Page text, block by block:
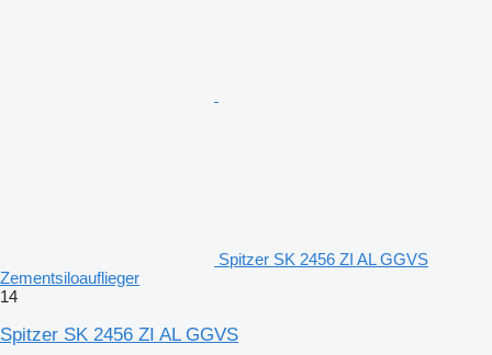
Spitzer SK 2456 ZI AL GGVS
Zementsiloauflieger
14
Spitzer SK 2456 ZI AL GGVS